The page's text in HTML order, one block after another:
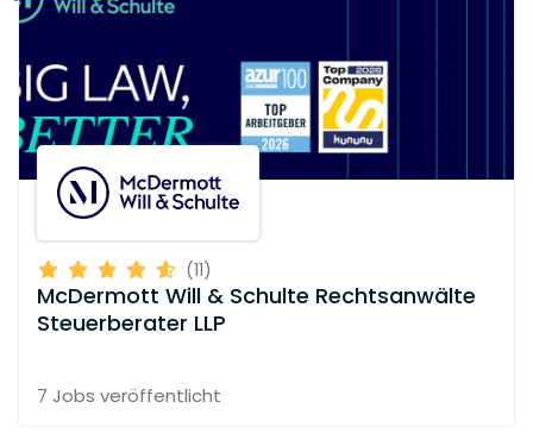
(11)
McDermott Will & Schulte Rechtsanwälte
Steuerberater LLP
7 Jobs veröffentlicht